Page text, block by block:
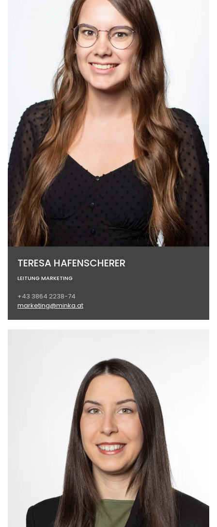
TERESA HAFENSCHERER
LEITUNG MARKETING
+43 3864 2238-74
marketing@minka.at